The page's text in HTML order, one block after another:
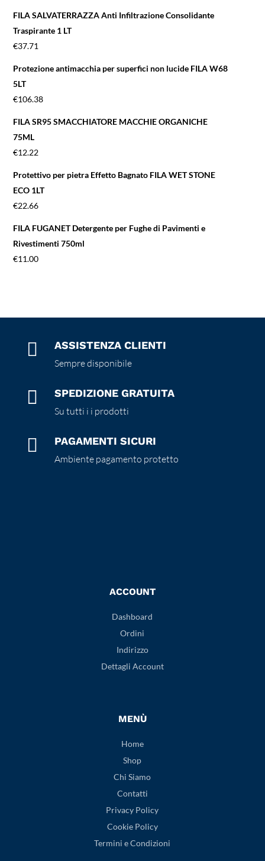
FILA SALVATERRAZZA Anti Infiltrazione Consolidante
Traspirante 1 LT
€37.71
Protezione antimacchia per superfici non lucide FILA W68
5LT
€106.38
FILA SR95 SMACCHIATORE MACCHIE ORGANICHE
75ML
€12.22
Protettivo per pietra Effetto Bagnato FILA WET STONE
ECO 1LT
€22.66
FILA FUGANET Detergente per Fughe di Pavimenti e
Rivestimenti 750ml
€11.00
 ASSISTENZA CLIENTI
Sempre disponibile
 SPEDIZIONE GRATUITA
Su tutti i i prodotti
 PAGAMENTI SICURI
Ambiente pagamento protetto
ACCOUNT
Dashboard
Ordini
Indirizzo
Dettagli Account
MENÙ
Home
Shop
Chi Siamo
Contatti
Privacy Policy
Cookie Policy
Termini e Condizioni